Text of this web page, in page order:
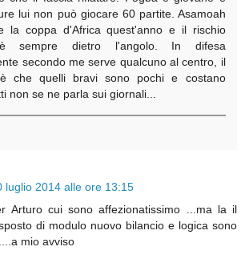
lui non può giocare 60 partite. Asamoah
la coppa d'Africa quest'anno e il rischio
sempre dietro l'angolo. In difesa
secondo me serve qualcuno al centro, il
che quelli bravi sono pochi e costano
non se ne parla sui giornali...
luglio 2014 alle ore 13:15
Arturo cui sono affezionatissimo ...ma la il
di modulo nuovo bilancio e logica sono
mio avviso